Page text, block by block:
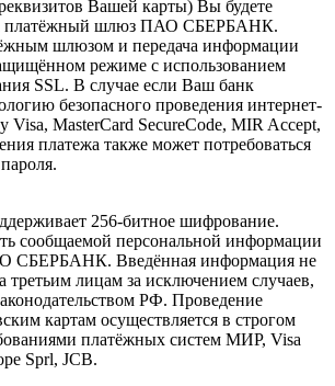
Вашей карты) Вы будете
платёжный шлюз ПАО СБЕРБАНК.
шлюзом и передача информации
режиме с использованием
SSL. В случае если Ваш банк
безопасного проведения интернет-
Visa, MasterCard SecureCode, MIR Accept,
платежа также может потребоваться
256-битное шифрование.
сообщаемой персональной информации
СБЕРБАНК. Введённая информация не
третьим лицам за исключением случаев,
РФ. Проведение
картам осуществляется в строгом
платёжных систем МИР, Visa
Sprl, JCB.